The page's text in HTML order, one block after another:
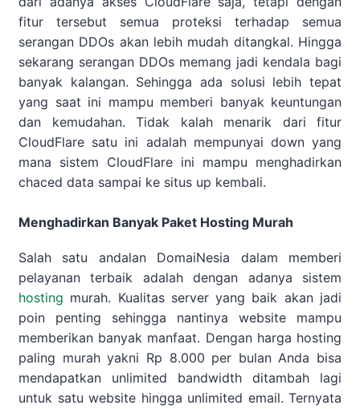
fitur tersebut semua proteksi terhadap semua
serangan DDOs akan lebih mudah ditangkal. Hingga
sekarang serangan DDOs memang jadi kendala bagi
banyak kalangan. Sehingga ada solusi lebih tepat
yang saat ini mampu memberi banyak keuntungan
dan kemudahan. Tidak kalah menarik dari fitur
CloudFlare satu ini adalah mempunyai down yang
mana sistem CloudFlare ini mampu menghadirkan
chaced data sampai ke situs up kembali.
Menghadirkan Banyak Paket Hosting Murah
Salah satu andalan DomaiNesia dalam memberi
pelayanan terbaik adalah dengan adanya sistem
hosting murah. Kualitas server yang baik akan jadi
poin penting sehingga nantinya website mampu
memberikan banyak manfaat. Dengan harga hosting
paling murah yakni Rp 8.000 per bulan Anda bisa
mendapatkan unlimited bandwidth ditambah lagi
untuk satu website hingga unlimited email. Ternyata